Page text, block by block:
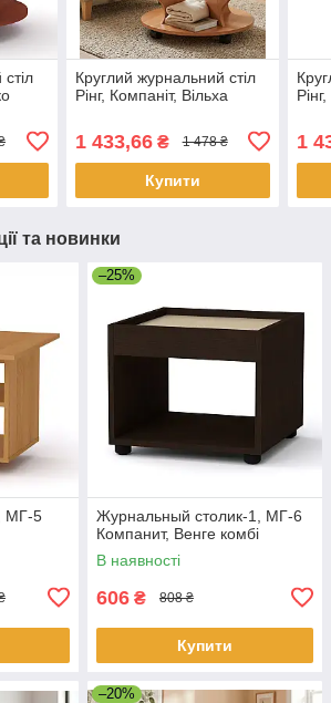
Круглий журнальний стіл
Рінг, Компаніт, Вільха
1 433,66₴ 1 478 ₴
Купити
1
та новинки
МГ-5
–25%
Журнальный столик-1, МГ-6
Компанит, Венге комбі
В наявності
606 ₴ 808 ₴
Купити
–20%